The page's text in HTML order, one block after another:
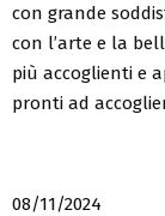
con grande
con l’arte e la
più accoglienti e
pronti ad
08/11/2024